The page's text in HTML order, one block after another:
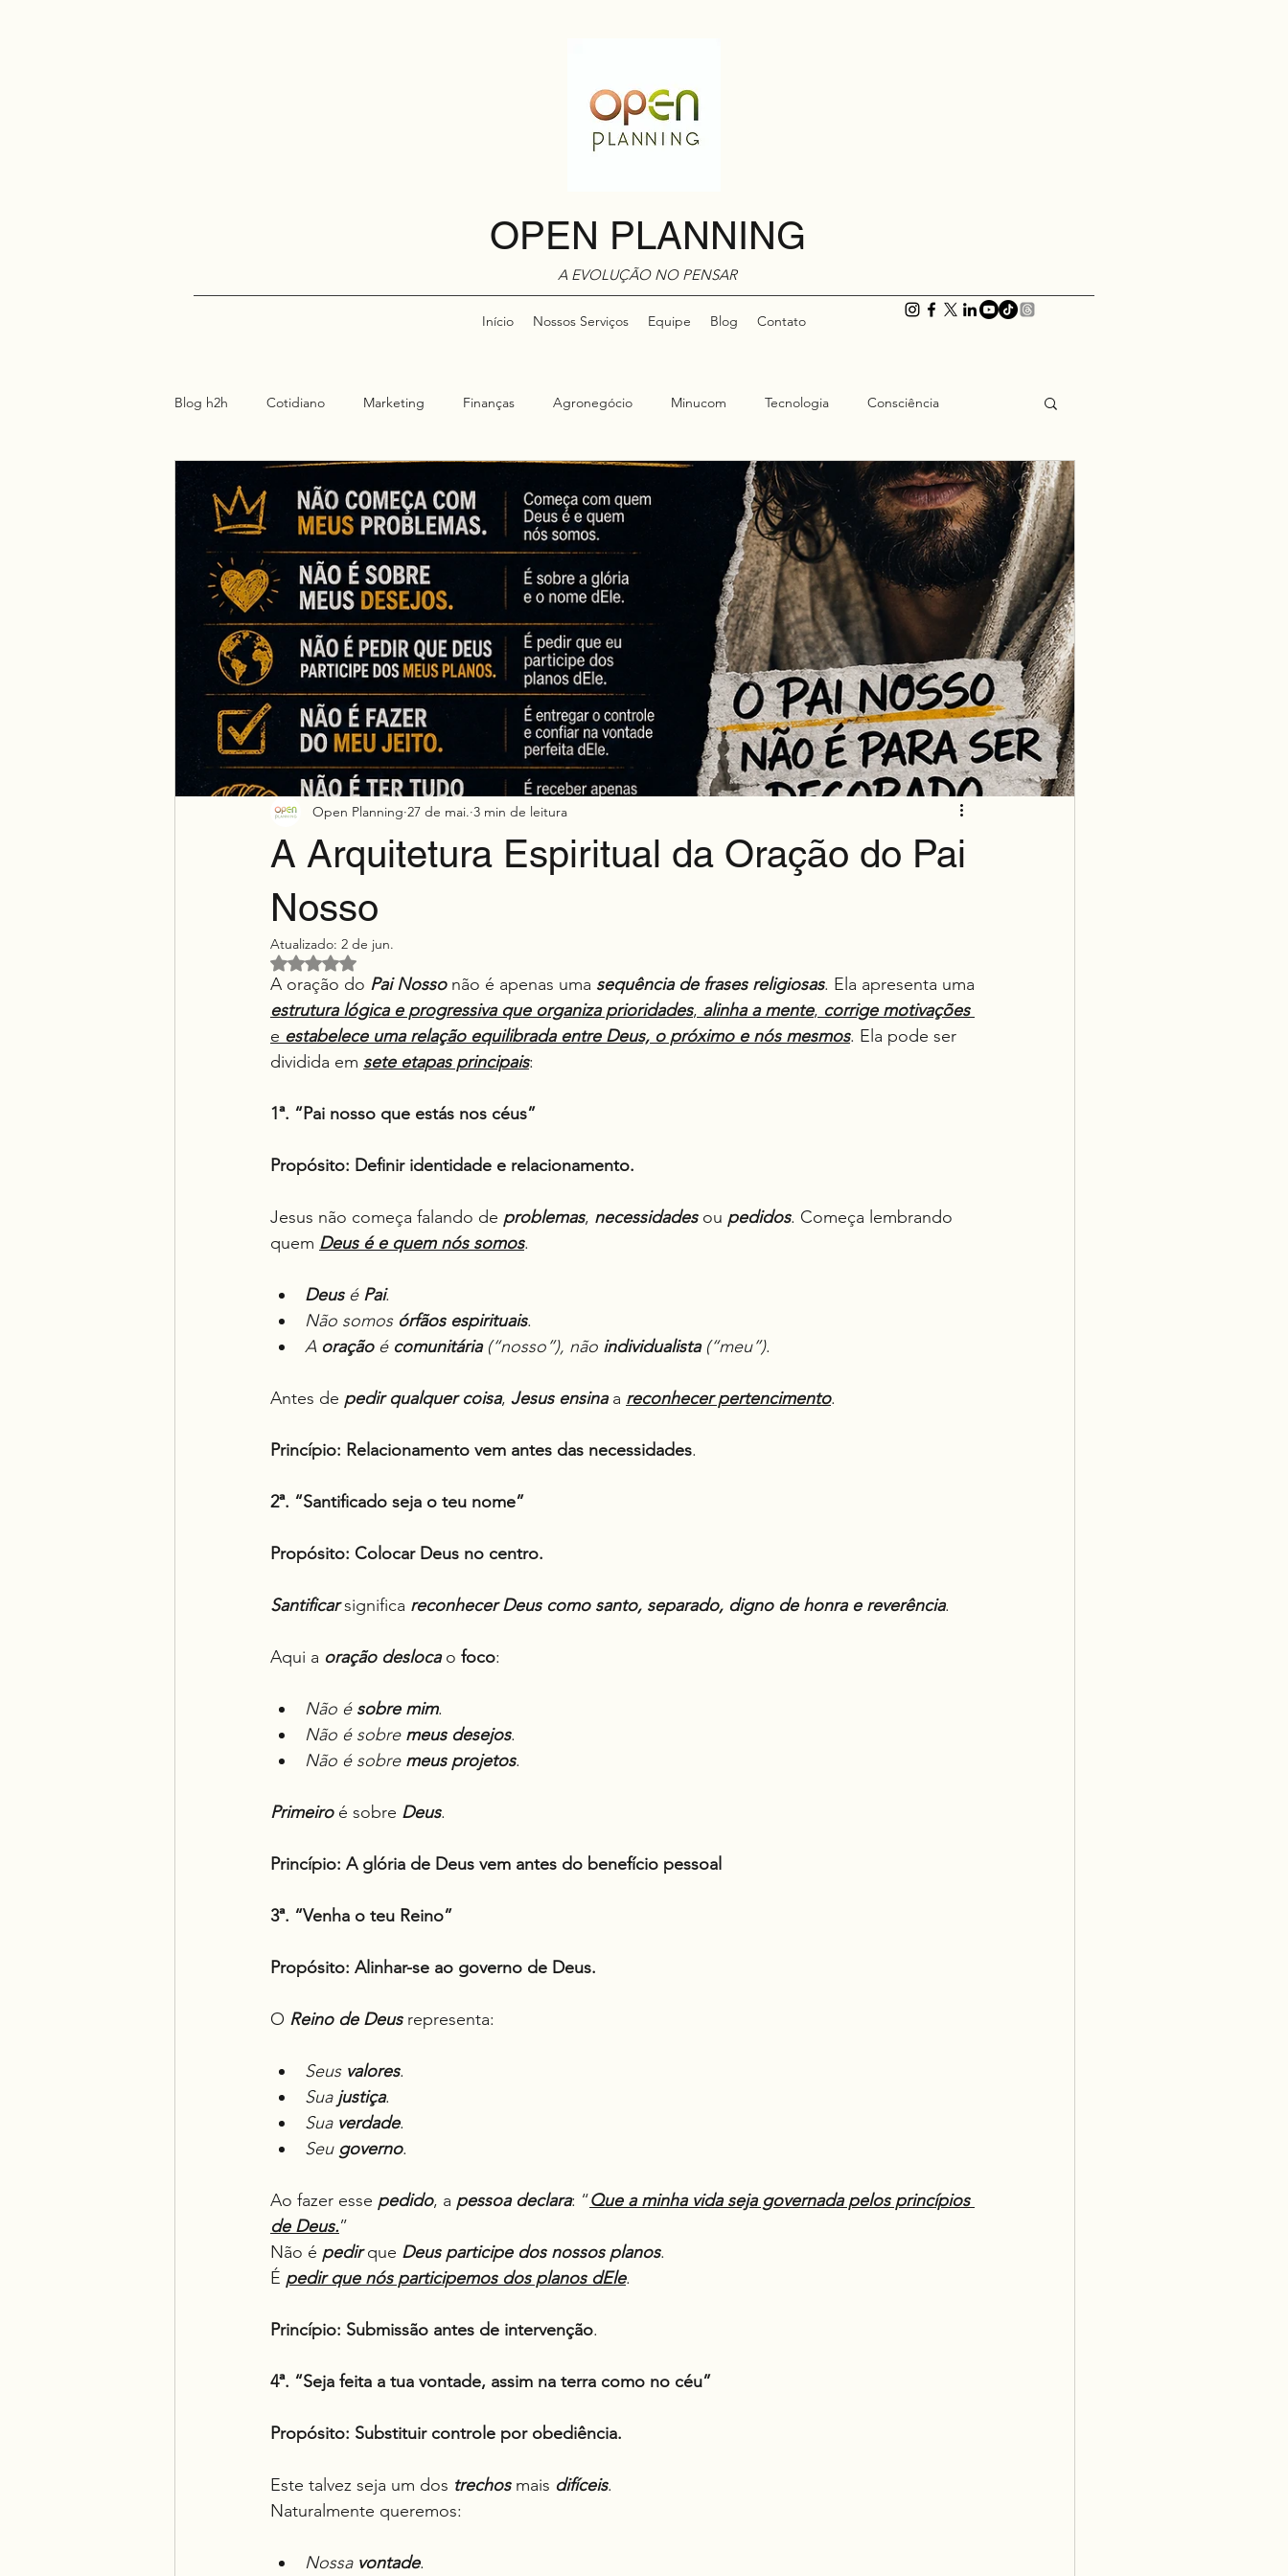
OPEN PLANNING
A EVOLUÇÃO NO PENSAR
Início Nossos Serviços Equipe Blog Contato
Blog h2h Cotidiano Marketing Finanças Agronegócio Minucom Tecnologia Consciência
A Arquitetura Espiritual da Oração do Pai
Nosso
Open Planning 27 de mai. 3 min de leitura
Atualizado: 2 de jun.
Avaliado com NaN de 5 estrelas.
A oração do Pai Nosso não é apenas uma sequência de frases religiosas. Ela apresenta uma
estrutura lógica e progressiva que organiza prioridades, alinha a mente, corrige motivações
e estabelece uma relação equilibrada entre Deus, o próximo e nós mesmos. Ela pode ser
dividida em sete etapas principais:
1ª. “Pai nosso que estás nos céus”
Propósito: Definir identidade e relacionamento.
Jesus não começa falando de problemas, necessidades ou pedidos. Começa lembrando
quem Deus é e quem nós somos.
Deus é Pai.
Não somos órfãos espirituais.
A oração é comunitária (“nosso”), não individualista (“meu”).
Antes de pedir qualquer coisa, Jesus ensina a reconhecer pertencimento.
Princípio: Relacionamento vem antes das necessidades.
2ª. “Santificado seja o teu nome”
Propósito: Colocar Deus no centro.
Santificar significa reconhecer Deus como santo, separado, digno de honra e reverência.
Aqui a oração desloca o foco:
Não é sobre mim.
Não é sobre meus desejos.
Não é sobre meus projetos.
Primeiro é sobre Deus.
Princípio: A glória de Deus vem antes do benefício pessoal
3ª. “Venha o teu Reino”
Propósito: Alinhar-se ao governo de Deus.
O Reino de Deus representa:
Seus valores.
Sua justiça.
Sua verdade.
Seu governo.
Ao fazer esse pedido, a pessoa declara: “Que a minha vida seja governada pelos princípios
de Deus.”
Não é pedir que Deus participe dos nossos planos.
É pedir que nós participemos dos planos dEle.
Princípio: Submissão antes de intervenção.
4ª. “Seja feita a tua vontade, assim na terra como no céu”
Propósito: Substituir controle por obediência.
Este talvez seja um dos trechos mais difíceis.
Naturalmente queremos:
Nossa vontade.